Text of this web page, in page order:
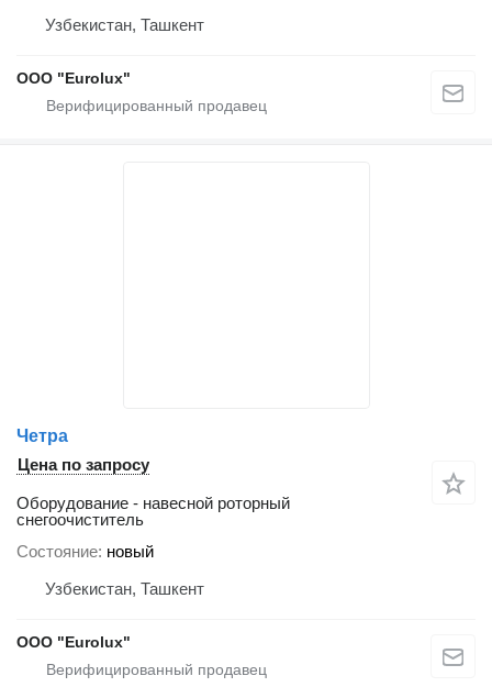
Узбекистан, Ташкент
ООО "Eurolux"
Четра
Цена по запросу
Оборудование - навесной роторный
снегоочиститель
Состояние новый
Узбекистан, Ташкент
ООО "Eurolux"